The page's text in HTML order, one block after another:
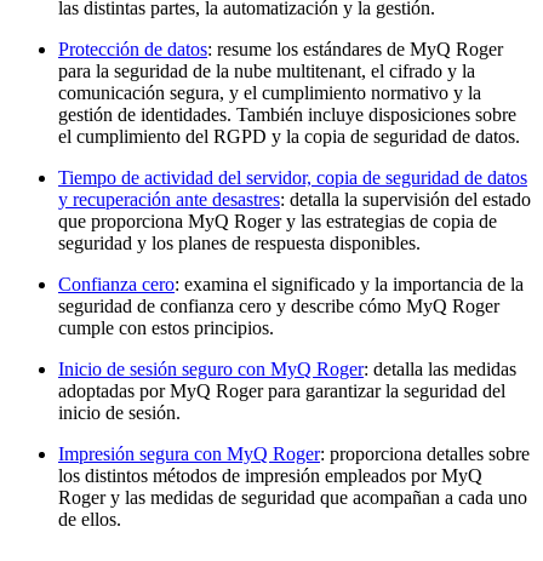
las distintas partes, la automatización y la gestión.
Protección de datos: resume los estándares de MyQ Roger
para la seguridad de la nube multitenant, el cifrado y la
comunicación segura, y el cumplimiento normativo y la
gestión de identidades. También incluye disposiciones sobre
el cumplimiento del RGPD y la copia de seguridad de datos.
Tiempo de actividad del servidor, copia de seguridad de datos
y recuperación ante desastres: detalla la supervisión del estado
que proporciona MyQ Roger y las estrategias de copia de
seguridad y los planes de respuesta disponibles.
Confianza cero: examina el significado y la importancia de la
seguridad de confianza cero y describe cómo MyQ Roger
cumple con estos principios.
Inicio de sesión seguro con MyQ Roger: detalla las medidas
adoptadas por MyQ Roger para garantizar la seguridad del
inicio de sesión.
Impresión segura con MyQ Roger: proporciona detalles sobre
los distintos métodos de impresión empleados por MyQ
Roger y las medidas de seguridad que acompañan a cada uno
de ellos.